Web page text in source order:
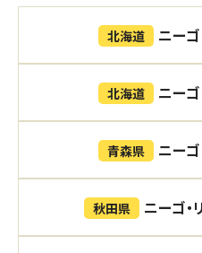
北海道 ニー
北海道 ニー
青森県 ニー
秋田県 ニーゴ